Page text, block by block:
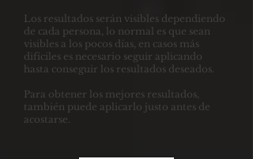
Los resultados serán visibles dependiendo
de cada persona, lo normal es que sean
visibles a los pocos días, en casos más
difíciles es necesario seguir aplicando
hasta conseguir los resultados deseados.
Para obtener los mejores resultados,
también puede aplicarlo justo antes de
acostarse.